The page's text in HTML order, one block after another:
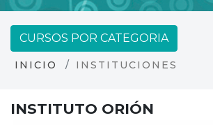
CURSOS POR CATEGORIA
INICIO INSTITUCIONES
INSTITUTO ORIÓN